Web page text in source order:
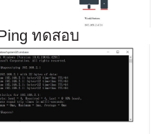
ทดสอบ